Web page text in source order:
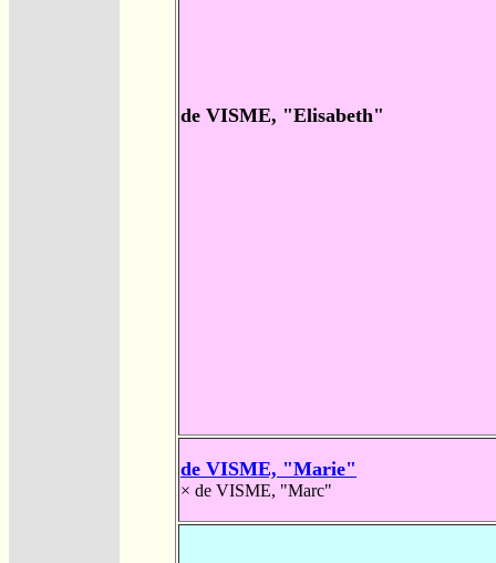
de VISME, "Elisabeth"
de VISME, "Marie"
× de VISME, "Marc"